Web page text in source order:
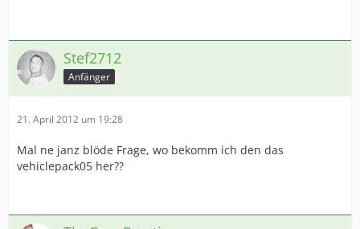
Stef2712
Anfänger
21. April 2012 um 19:28
Mal ne janz blöde Frage, wo bekomm ich den das
vehiclepack05 her??